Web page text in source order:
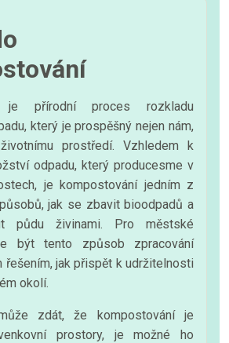
je přírodní proces rozkladu
který je prospěšný nejen nám,
prostředí. Vzhledem k
odpadu, který producesme v
je kompostování jedním z
jak se zbavit bioodpadů a
půdu živinami. Pro městské
být tento způsob zpracování
řešením, jak přispět k udržitelnosti
okolí.
zdát, že kompostování je
prostory, je možné ho